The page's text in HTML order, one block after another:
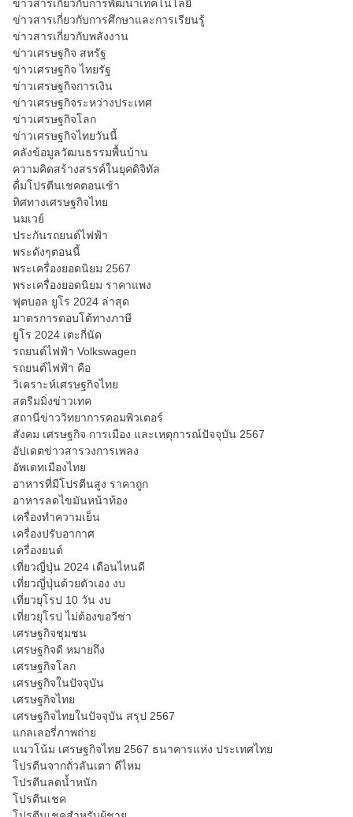
ข่าวสารเกี่ยวกับการพัฒนาเทคโนโลยี
ข่าวสารเกี่ยวกับการศึกษาและการเรียนรู้
ข่าวสารเกี่ยวกับพลังงาน
ข่าวเศรษฐกิจ สหรัฐ
ข่าวเศรษฐกิจ ไทยรัฐ
ข่าวเศรษฐกิจการเงิน
ข่าวเศรษฐกิจระหว่างประเทศ
ข่าวเศรษฐกิจโลก
ข่าวเศรษฐกิจไทยวันนี้
คลังข้อมูลวัฒนธรรมพื้นบ้าน
ความคิดสร้างสรรค์ในยุคดิจิทัล
ดื่มโปรตีนเชคตอนเช้า
ทิศทางเศรษฐกิจไทย
นมเวย์
ประกันรถยนต์ไฟฟ้า
พระดังๆตอนนี้
พระเครื่องยอดนิยม 2567
พระเครื่องยอดนิยม ราคาแพง
ฟุตบอล ยูโร 2024 ล่าสุด
มาตรการตอบโต้ทางภาษี
ยูโร 2024 เตะกี่นัด
รถยนต์ไฟฟ้า Volkswagen
รถยนต์ไฟฟ้า คือ
วิเคราะห์เศรษฐกิจไทย
สตรีมมิ่งข่าวเทค
สถานีข่าววิทยาการคอมพิวเตอร์
สังคม เศรษฐกิจ การเมือง และเหตุการณ์ปัจจุบัน 2567
อัปเดตข่าวสารวงการเพลง
อัพเดทเมืองไทย
อาหารที่มีโปรตีนสูง ราคาถูก
อาหารลดไขมันหน้าท้อง
เครื่องทำความเย็น
เครื่องปรับอากาศ
เครื่องยนต์
เที่ยวญี่ปุ่น 2024 เดือนไหนดี
เที่ยวญี่ปุ่นด้วยตัวเอง งบ
เที่ยวยุโรป 10 วัน งบ
เที่ยวยุโรป ไม่ต้องขอวีซ่า
เศรษฐกิจชุมชน
เศรษฐกิจดี หมายถึง
เศรษฐกิจโลก
เศรษฐกิจในปัจจุบัน
เศรษฐกิจไทย
เศรษฐกิจไทยในปัจจุบัน สรุป 2567
แกลเลอรี่ภาพถ่าย
แนวโน้ม เศรษฐกิจไทย 2567 ธนาคารแห่ง ประเทศไทย
โปรตีนจากถั่วลันเตา ดีไหม
โปรตีนลดน้ำหนัก
โปรตีนเชค